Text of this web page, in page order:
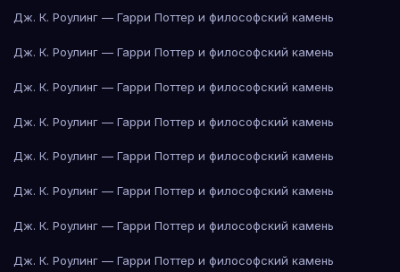
Дж. К. Роулинг — Гарри Поттер и философский камень
Дж. К. Роулинг — Гарри Поттер и философский камень
Дж. К. Роулинг — Гарри Поттер и философский камень
Дж. К. Роулинг — Гарри Поттер и философский камень
Дж. К. Роулинг — Гарри Поттер и философский камень
Дж. К. Роулинг — Гарри Поттер и философский камень
Дж. К. Роулинг — Гарри Поттер и философский камень
Дж. К. Роулинг — Гарри Поттер и философский камень